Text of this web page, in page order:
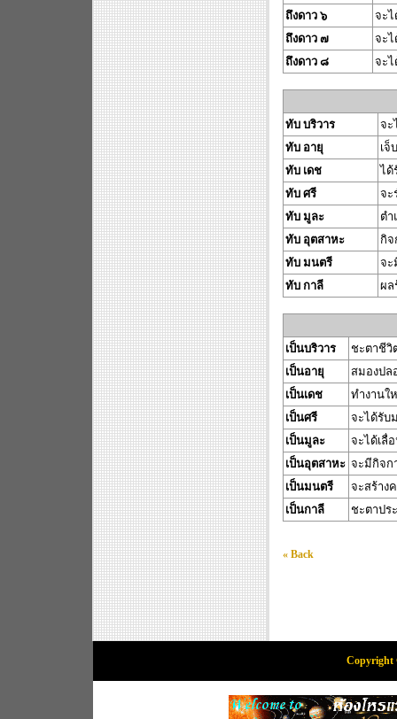
ถึงดาว ๖
จะ
ถึงดาว ๗
จะไ
ถึงดาว ๘
จะไ
ทับ บริวาร
จะ
ทับ อายุ
เ
ทับ เดช
ได้
ทับ ศรี
จะ
ทับ มูละ
ตำ
ทับ อุตสาหะ
กิจ
ทับ มนตรี
จะ
ทับ กาลี
ผล
เป็นบริวาร
ชะตาชีวิ
เป็นอายุ
สมองปล
เป็นเดช
ทำงานใ
เป็นศรี
จะได้รับ
เป็นมูละ
จะได้เลื่
เป็นอุตสาหะ จะมีกิจก
เป็นมนตรี
จะสร้าง
เป็นกาลี
ชะตาปร
« Back
Copyright